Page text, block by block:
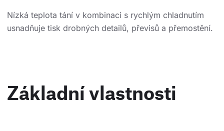
Nízká teplota tání v kombinaci s rychlým chladnutím
usnadňuje tisk drobných detailů, převisů a přemostění.
Základní vlastnosti